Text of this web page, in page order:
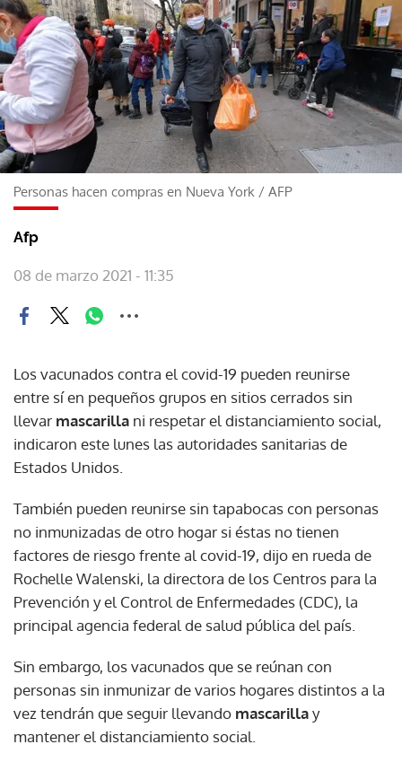
Personas hacen compras en Nueva York / AFP
Afp
08 de marzo 2021 - 11:35
Los vacunados contra el covid-19 pueden reunirse
entre sí en pequeños grupos en sitios cerrados sin
llevar mascarilla ni respetar el distanciamiento social,
indicaron este lunes las autoridades sanitarias de
Estados Unidos.
También pueden reunirse sin tapabocas con personas
no inmunizadas de otro hogar si éstas no tienen
factores de riesgo frente al covid-19, dijo en rueda de
Rochelle Walenski, la directora de los Centros para la
Prevención y el Control de Enfermedades (CDC), la
principal agencia federal de salud pública del país.
Sin embargo, los vacunados que se reúnan con
personas sin inmunizar de varios hogares distintos a la
vez tendrán que seguir llevando mascarillay
mantener el distanciamiento social.